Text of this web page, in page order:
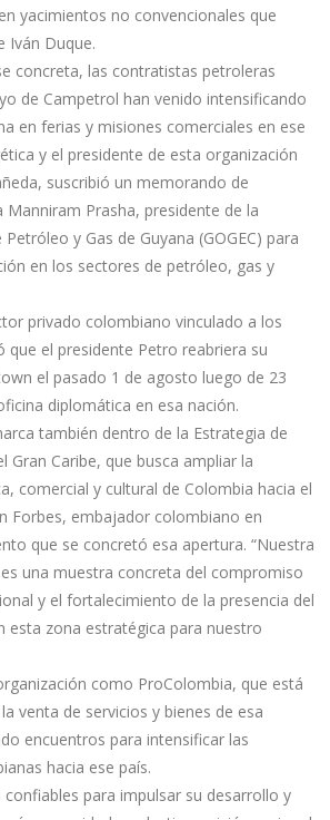
yacimientos no convencionales que
Iván Duque.
concreta, las contratistas petroleras
de Campetrol han venido intensificando
en ferias y misiones comerciales en ese
y el presidente de esta organización
suscribió un memorando de
Prasha, presidente de la
y Gas de Guyana (GOGEC) para
en los sectores de petróleo, gas y
privado colombiano vinculado a los
que el presidente Petro reabriera su
el pasado 1 de agosto luego de 23
diplomática en esa nación.
también dentro de la Estrategia de
Gran Caribe, que busca ampliar la
comercial y cultural de Colombia hacia el
Forbes, embajador colombiano en
que se concretó esa apertura. “Nuestra
una muestra concreta del compromiso
y el fortalecimiento de la presencia del
esta zona estratégica para nuestro
como ProColombia, que está
venta de servicios y bienes de esa
encuentros para intensificar las
hacia ese país.
confiables para impulsar su desarrollo y